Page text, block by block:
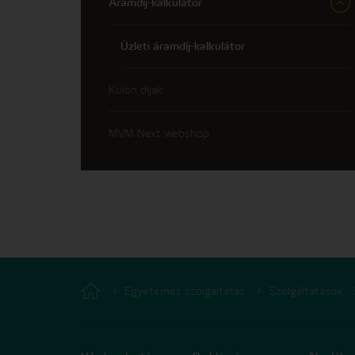
Üzleti áramdíj-kalkulátor
Külön díjak
MVM Next webshop
Egyetemes szolgáltatás Szolgáltatások